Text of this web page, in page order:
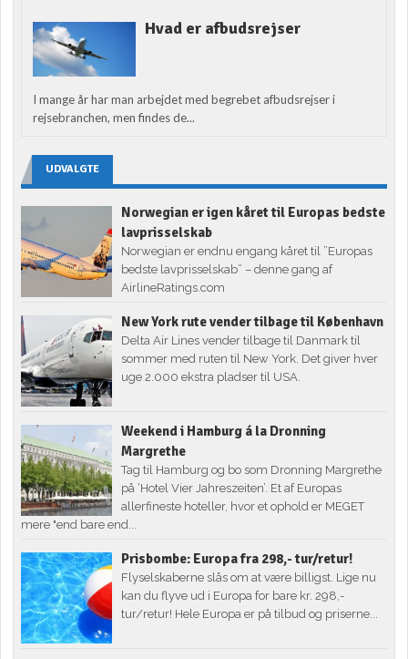
Hvad er afbudsrejser
I mange år har man arbejdet med begrebet afbudsrejser i
rejsebranchen, men findes de...
UDVALGTE
Norwegian er igen kåret til Europas bedste
lavprisselskab
Norwegian er endnu engang kåret til ”Europas
bedste lavprisselskab” – denne gang af
AirlineRatings.com
New York rute vender tilbage til København
Delta Air Lines vender tilbage til Danmark til
sommer med ruten til New York. Det giver hver
uge 2.000 ekstra pladser til USA.
Weekend i Hamburg á la Dronning
Margrethe
Tag til Hamburg og bo som Dronning Margrethe
på ‘Hotel Vier Jahreszeiten’. Et af Europas
allerfineste hoteller, hvor et ophold er MEGET
mere "end bare end...
Prisbombe: Europa fra 298,- tur/retur!
Flyselskaberne slås om at være billigst. Lige nu
kan du flyve ud i Europa for bare kr. 298,-
tur/retur! Hele Europa er på tilbud og priserne...